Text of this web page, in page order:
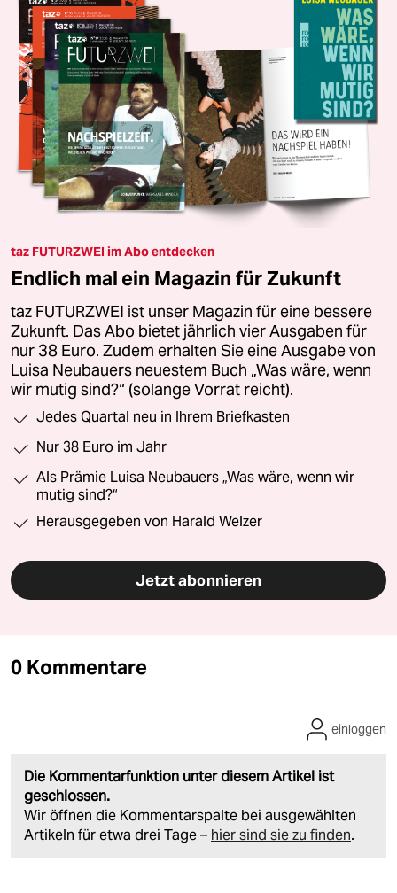
taz FUTURZWEI im Abo entdecken
Endlich mal ein Magazin für Zukunft
taz FUTURZWEI ist unser Magazin für eine bessere
Zukunft. Das Abo bietet jährlich vier Ausgaben für
nur 38 Euro. Zudem erhalten Sie eine Ausgabe von
Luisa Neubauers neuestem Buch „Was wäre, wenn
wir mutig sind?“ (solange Vorrat reicht).
Jedes Quartal neu in Ihrem Briefkasten
Nur 38 Euro im Jahr
Als Prämie Luisa Neubauers „Was wäre, wenn wir
mutig sind?“
Herausgegeben von Harald Welzer
Jetzt abonnieren
0 Kommentare
Die Kommentarfunktion unter diesem Artikel ist
geschlossen.
Wir öffnen die Kommentarspalte bei ausgewählten
Artikeln für etwa drei Tage – hier sind sie zu finden.
einloggen